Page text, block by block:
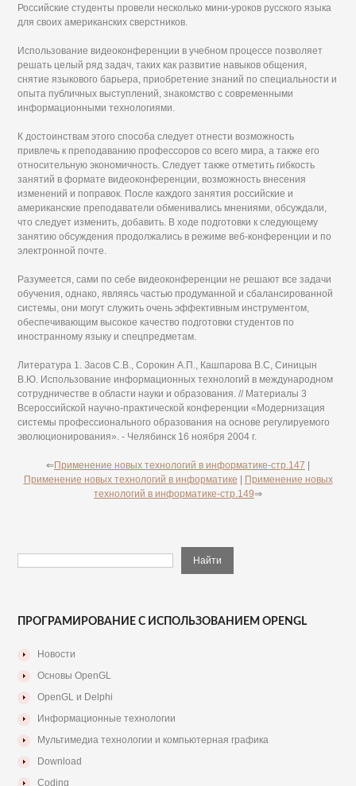
Российские студенты провели несколько мини-уроков русского языка
для своих американских сверстников.
Использование видеоконференции в учебном процессе позволяет
решать целый ряд задач, таких как развитие навыков общения,
снятие языкового барьера, приобретение знаний по специальности и
опыта публичных выступлений, знакомство с современными
информационными технологиями.
К достоинствам этого способа следует отнести возможность
привлечь к преподаванию профессоров со всего мира, а также его
относительную экономичность. Следует также отметить гибкость
занятий в формате видеоконференции, возможность внесения
изменений и поправок. После каждого занятия российские и
американские преподаватели обменивались мнениями, обсуждали,
что следует изменить, добавить. В ходе подготовки к следующему
занятию обсуждения продолжались в режиме веб-конференции и по
электронной почте.
Разумеется, сами по себе видеоконференции не решают все задачи
обучения, однако, являясь частью продуманной и сбалансированной
системы, они могут служить очень эффективным инструментом,
обеспечивающим высокое качество подготовки студентов по
иностранному языку и спецпредметам.
Литература 1. Засов С.В., Сорокин А.П., Кашпарова В.С, Синицын
В.Ю. Использование информационных технологий в международном
сотрудничестве в области науки и образования. // Материалы 3
Всероссийской научно-практической конференции «Модернизация
системы профессионального образования на основе регулируемого
эволюционирования». - Челябинск 16 ноября 2004 г.
⇐Применение новых технологий в информатике-стр.147
Применение новых технологий в информатике
Применение новых
технологий в информатике-стр.149⇒
ПРОГРАМИРОВАНИЕ С ИСПОЛЬЗОВАНИЕМ OPENGL
Новости
Основы OpenGL
OpenGL и Delphi
Информационные технологии
Мультимедиа технологии и компьютерная графика
Download
Coding